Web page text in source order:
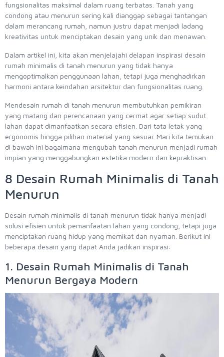
fungsionalitas maksimal dalam ruang terbatas. Tanah yang
condong atau menurun sering kali dianggap sebagai tantangan
dalam merancang rumah, namun justru dapat menjadi ladang
kreativitas untuk menciptakan desain yang unik dan menawan.
Dalam artikel ini, kita akan menjelajahi delapan inspirasi desain
rumah minimalis di tanah menurun yang tidak hanya
mengoptimalkan penggunaan lahan, tetapi juga menghadirkan
harmoni antara keindahan arsitektur dan fungsionalitas ruang.
Mendesain rumah di tanah menurun membutuhkan pemikiran
yang matang dan perencanaan yang cermat agar setiap sudut
lahan dapat dimanfaatkan secara efisien. Dari tata letak yang
ergonomis hingga pilihan material yang sesuai. Mari kita temukan
di bawah ini bagaimana mengubah tanah menurun menjadi rumah
impian yang menggabungkan estetika modern dan kepraktisan.
8 Desain Rumah Minimalis di Tanah
Menurun
Desain rumah minimalis di tanah menurun tidak hanya menjadi
solusi efisien untuk pemanfaatan lahan yang condong, tetapi juga
menciptakan ruang hidup yang memikat dan nyaman. Berikut ini
beberapa desain yang dapat Anda jadikan inspirasi:
1. Desain Rumah Minimalis di Tanah
Menurun Bergaya Modern